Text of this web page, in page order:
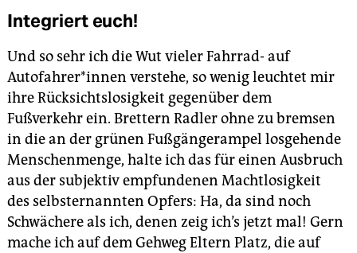
Integriert euch!
Und so sehr ich die Wut vieler Fahrrad- auf
Autofahrer*innen verstehe, so wenig leuchtet mir
ihre Rücksichtslosigkeit gegenüber dem
Fußverkehr ein. Brettern Radler ohne zu bremsen
in die an der grünen Fußgängerampel losgehende
Menschenmenge, halte ich das für einen Ausbruch
aus der subjektiv empfundenen Machtlosigkeit
des selbsternannten Opfers: Ha, da sind noch
Schwächere als ich, denen zeig ich’s jetzt mal! Gern
mache ich auf dem Gehweg Eltern Platz, die auf